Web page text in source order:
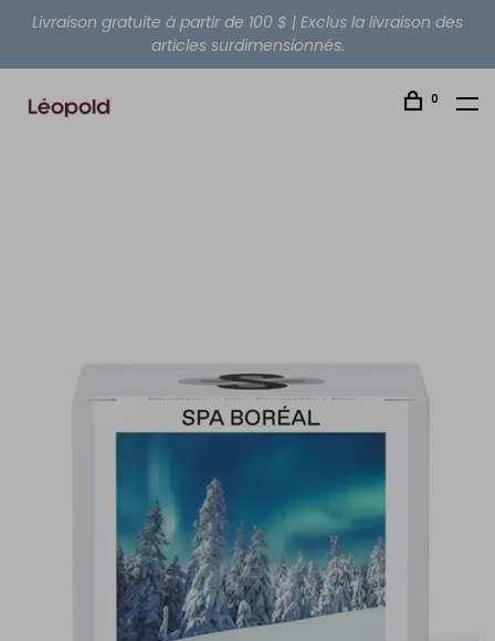
Livraison gratuite à partir de 100 $ | Exclus la livraison des
articles surdimensionnés.
0